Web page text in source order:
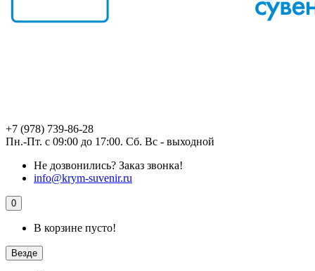
+7 (978) 739-86-28
Пн.-Пт. с 09:00 до 17:00. Сб. Вс - выходной
Не дозвонились? Заказ звонка!
info@krym-suvenir.ru
0
В корзине пусто!
Везде